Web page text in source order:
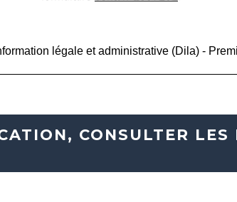
légale et administrative (Dila) -
CONSULTER LES